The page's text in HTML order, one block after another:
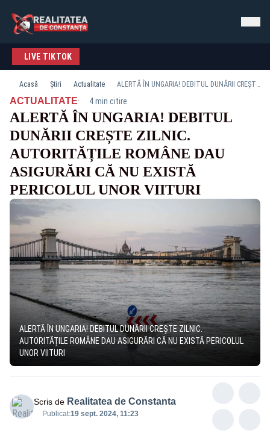
LIVE TIKTOK
Acasă Știri Actualitate ALERTĂ ÎN UNGARIA! DEBITUL DUNĂRII CREȘTE ZILNIC. AUTORITĂȚILE ROMÂNE DAU ASIGURĂRI CĂ NU EXISTĂ PERICOLUL UNOR VIITURI
ACTUALITATE· 4 min citire
ALERTĂ ÎN UNGARIA! DEBITUL
DUNĂRII CREȘTE ZILNIC.
AUTORITĂȚILE ROMÂNE DAU
ASIGURĂRI CĂ NU EXISTĂ
PERICOLUL UNOR VIITURI
ALERTĂ ÎN UNGARIA! DEBITUL DUNĂRII CREȘTE ZILNIC.
AUTORITĂȚILE ROMÂNE DAU ASIGURĂRI CĂ NU EXISTĂ PERICOLUL
UNOR VIITURI
Scris de Realitatea de Constanta
Publicat:19 sept. 2024, 11:23